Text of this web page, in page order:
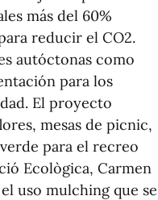
más del 60%
reducir el CO2.
autóctonas como
para los
El proyecto
mesas de picnic,
para el recreo
Ecològica, Carmen
uso mulching que se